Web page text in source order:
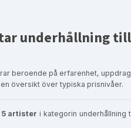
underhållning
beroende på erfarenhet,
översikt över typiska prisnivåer.
5 artister i kategorin underhållning